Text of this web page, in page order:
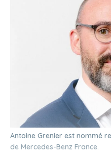
Antoine Grenier est nommé
de Mercedes-Benz France.